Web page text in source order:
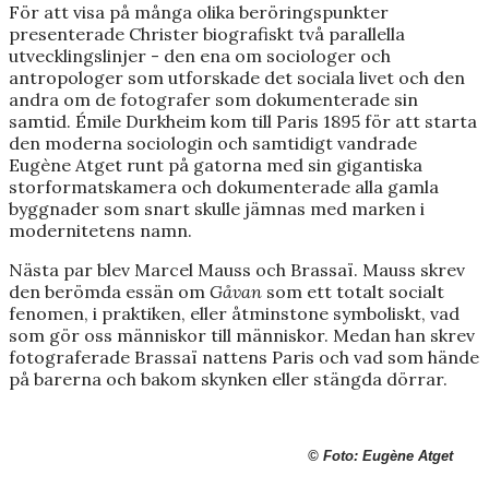
För att visa på många olika beröringspunkter
presenterade Christer biografiskt två parallella
utvecklingslinjer - den ena om sociologer och
antropologer som utforskade det sociala livet och den
andra om de fotografer som dokumenterade sin
samtid. Émile Durkheim kom till Paris 1895 för att starta
den moderna sociologin och samtidigt vandrade
Eugène Atget runt på gatorna med sin gigantiska
storformatskamera och dokumenterade alla gamla
byggnader som snart skulle jämnas med marken i
modernitetens namn.
Nästa par blev Marcel Mauss och Brassaï. Mauss skrev
den berömda essän om Gåvan som ett totalt socialt
fenomen, i praktiken, eller åtminstone symboliskt, vad
som gör oss människor till människor. Medan han skrev
fotograferade Brassaï nattens Paris och vad som hände
på barerna och bakom skynken eller stängda dörrar.
© Foto: Eugène Atget